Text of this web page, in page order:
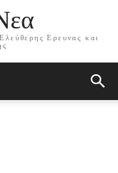
Ερευνας και